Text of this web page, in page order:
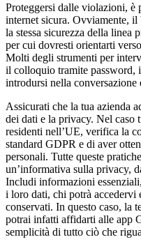
Proteggersi dalle violazioni, è
internet sicura. Ovviamente,
la stessa sicurezza della linea
per cui dovresti orientarti
Molti degli strumenti per
il colloquio tramite password,
introdursi nella conversazione
Assicurati che la tua azienda
dei dati e la privacy. Nel caso
residenti nell’UE, verifica la
standard GDPR e di aver
personali. Tutte queste
un’informativa sulla privacy,
Includi informazioni
i loro dati, chi potrà accedervi
conservati. In questo caso, la
potrai infatti affidarti alle app
semplicità di tutto ciò che